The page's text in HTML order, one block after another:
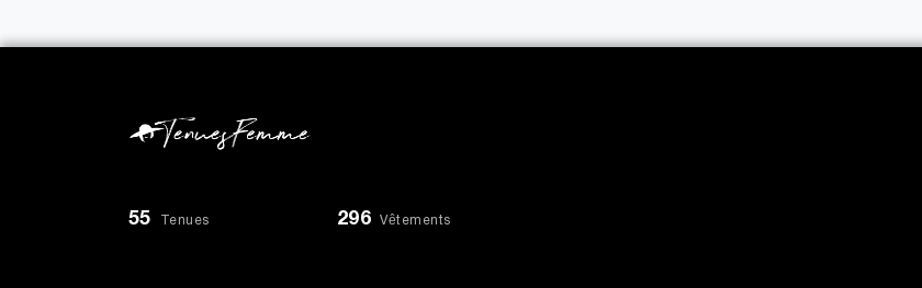
55 Tenues 296 Vêtements